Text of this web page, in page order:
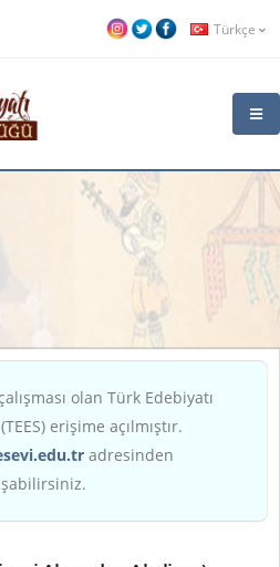
Türkçe
olan Türk Edebiyatı
erişime açılmıştır.
adresinden